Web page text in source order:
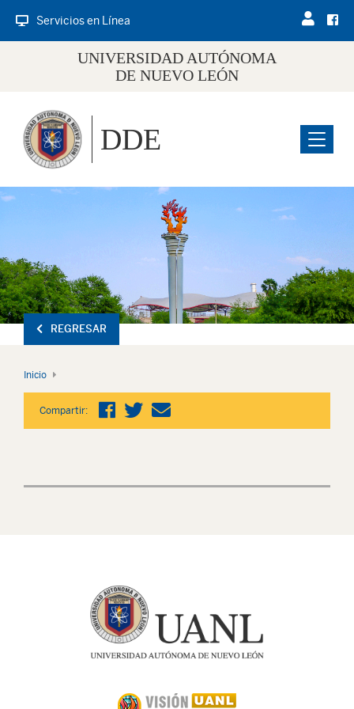
Servicios en Línea
UNIVERSIDAD AUTÓNOMA
DE NUEVO LEÓN
Menu
DDE
REGRESAR
Inicio
Compartir: